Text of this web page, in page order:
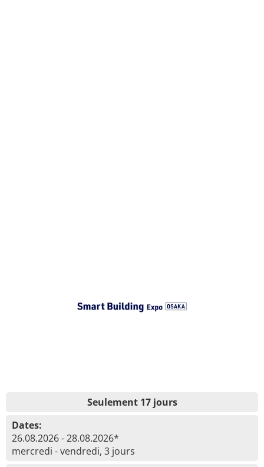
Seulement 17 jours
Dates:
26.08.2026 - 28.08.2026*
mercredi - vendredi, 3 jours